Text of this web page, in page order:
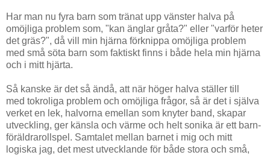
Har man nu fyra barn som tränat upp vänster halva på
omöjliga problem som, "kan änglar gråta?" eller "varför heter
det gräs?", då vill min hjärna förknippa omöjliga problem
med små söta barn som faktiskt finns i både hela min hjärna
och i mitt hjärta.
Så kanske är det så ändå, att när höger halva ställer till
med tokroliga problem och omöjliga frågor, så är det i själva
verket en lek, halvorna emellan som knyter band, skapar
utveckling, ger känsla och värme och helt sonika är ett barn-
föräldrarollspel. Samtalet mellan barnet i mig och mitt
logiska jag, det mest utvecklande för både stora och små,